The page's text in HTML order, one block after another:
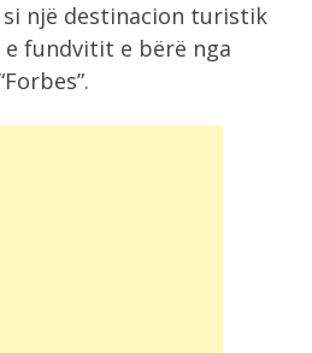
si një destinacion turistik
fundvitit e bërë nga